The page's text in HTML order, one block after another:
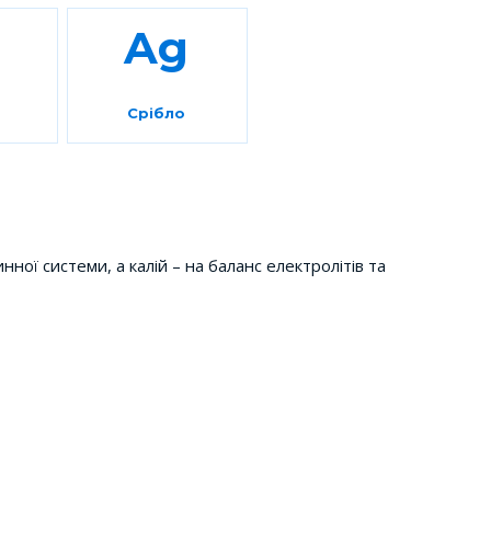
Ag
Срібло
системи, а калій – на баланс електролітів та